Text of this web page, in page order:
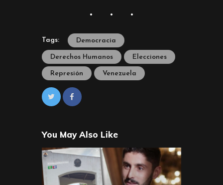
Tags: Democracia
Derechos Humanos Elecciones
Represión Venezuela
You May Also Like